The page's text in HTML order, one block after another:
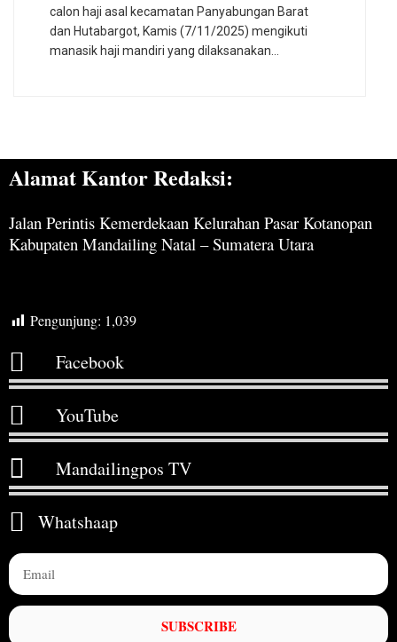
calon haji asal kecamatan Panyabungan Barat
dan Hutabargot, Kamis (7/11/2025) mengikuti
manasik haji mandiri yang dilaksanakan…
Alamat Kantor Redaksi:
Jalan Perintis Kemerdekaan Kelurahan Pasar Kotanopan
Kabupaten Mandailing Natal – Sumatera Utara
Pengunjung: 1,039
Facebook
YouTube
Mandailingpos TV
Whatshaap
SUBSCRIBE